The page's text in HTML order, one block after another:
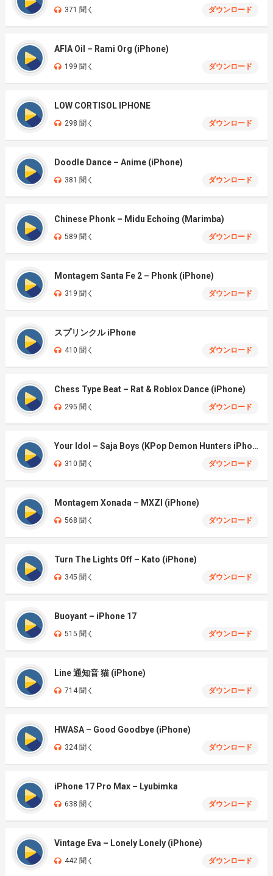
371 聞く ダウンロード
AFIA Oil – Rami Org (iPhone)
199 聞く ダウンロード
LOW CORTISOL IPHONE
298 聞く ダウンロード
Doodle Dance – Anime (iPhone)
381 聞く ダウンロード
Chinese Phonk – Midu Echoing (Marimba)
589 聞く ダウンロード
Montagem Santa Fe 2 – Phonk (iPhone)
319 聞く ダウンロード
スプリンクル iPhone
410 聞く ダウンロード
Chess Type Beat – Rat & Roblox Dance (iPhone)
295 聞く ダウンロード
Your Idol – Saja Boys (KPop Demon Hunters iPhone)
310 聞く ダウンロード
Montagem Xonada – MXZI (iPhone)
568 聞く ダウンロード
Turn The Lights Off – Kato (iPhone)
345 聞く ダウンロード
Buoyant – iPhone 17
515 聞く ダウンロード
Line 通知音 猫 (iPhone)
714 聞く ダウンロード
HWASA – Good Goodbye (iPhone)
324 聞く ダウンロード
iPhone 17 Pro Max – Lyubimka
638 聞く ダウンロード
Vintage Eva – Lonely Lonely (iPhone)
442 聞く ダウンロード